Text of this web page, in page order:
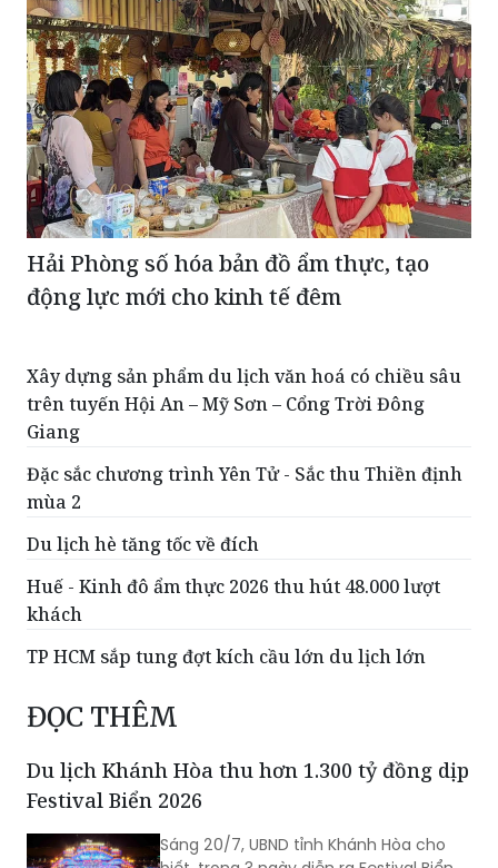
Hải Phòng số hóa bản đồ ẩm thực, tạo
động lực mới cho kinh tế đêm
Xây dựng sản phẩm du lịch văn hoá có chiều sâu
trên tuyến Hội An – Mỹ Sơn – Cổng Trời Đông
Giang
Đặc sắc chương trình Yên Tử - Sắc thu Thiền định
mùa 2
Du lịch hè tăng tốc về đích
Huế - Kinh đô ẩm thực 2026 thu hút 48.000 lượt
khách
TP HCM sắp tung đợt kích cầu lớn du lịch lớn
ĐỌC THÊM
Du lịch Khánh Hòa thu hơn 1.300 tỷ đồng dịp
Festival Biển 2026
Sáng 20/7, UBND tỉnh Khánh Hòa cho